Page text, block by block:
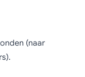
(naar